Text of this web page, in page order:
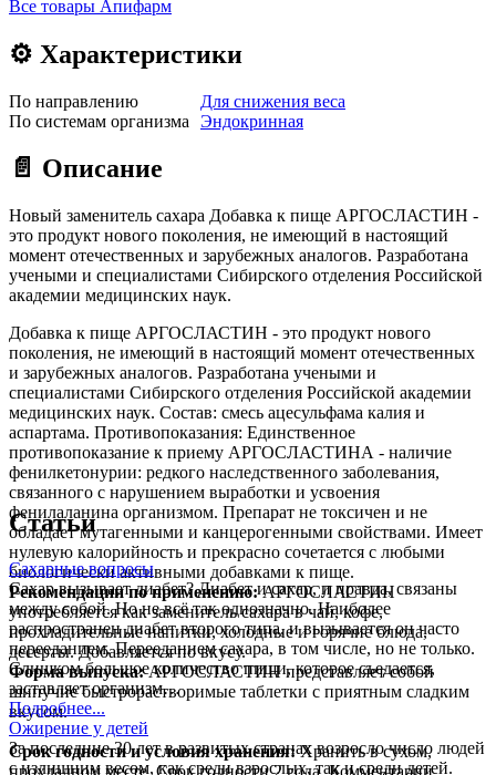
Все товары Апифарм
⚙️ Характеристики
По направлению
Для снижения веса
По системам организма
Эндокринная
📄 Описание
Новый заменитель сахара Добавка к пище АРГОСЛАСТИН -
это продукт нового поколения, не имеющий в настоящий
момент отечественных и зарубежных аналогов. Разработана
учеными и специалистами Сибирского отделения Российской
академии медицинских наук.
Добавка к пище АРГОСЛАСТИН - это продукт нового
поколения, не имеющий в настоящий момент отечественных
и зарубежных аналогов. Разработана учеными и
специалистами Сибирского отделения Российской академии
медицинских наук. Состав: смесь ацесульфама калия и
аспартама. Противопоказания: Единственное
противопоказание к приему АРГОСЛАСТИНА - наличие
фенилкетонурии: редкого наследственного заболевания,
связанного с нарушением выработки и усвоения
фенилаланина организмом. Препарат не токсичен и не
обладает мутагенными и канцерогенными свойствами. Имеет
нулевую калорийность и прекрасно сочетается с любыми
биологически активными добавками к пище.
Рекомендации по применению:АРГОСЛАСТИН
употребляется как заменитель сахара в чай, кофе,
прохладительные напитки, холодные и горячие блюда,
десерты. Добавляется по вкусу.
Форма выпуска:АРГОСЛАСТИН представляет собой
шипучие быстрорастворимые таблетки с приятным сладким
вкусом.
Срок годности и условия хранения:Хранить в сухом,
прохладном месте. Срок годности 2 года. Комментарии
Статьи
Сахарные вопросы
Сахар вызывает диабет? Диабет и сахар, и правда, связаны
между собой. Но не всё так однозначно. Наиболее
распространен диабет второго типа, и вызывается он часто
перееданием. Перееданием сахара, в том числе, но не только.
Слишком большое количество пищи, которое съедается,
заставляет организм…
Подробнее...
Ожирение у детей
За последние 30 лет в развитых странах возросло число людей
с излишним весом, как среди взрослых, так и среди детей.